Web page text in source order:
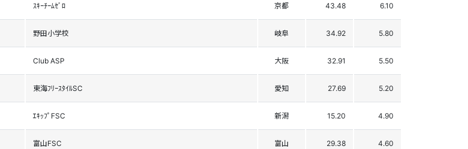
ｽｷｰﾁｰﾑｾﾞﾛ 京都 43.48 6.10
野田小学校 岐阜 34.92 5.80
Club ASP 大阪 32.91 5.50
東海ﾌﾘｰｽﾀｲﾙSC 愛知 27.69 5.20
ｴｷｯﾌﾟFSC 新潟 15.20 4.90
富山FSC 富山 29.38 4.60